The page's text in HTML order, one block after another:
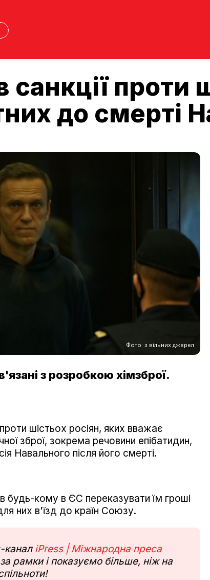
проти
до смерті
Фото: з вільних джерел
з розробкою хімзброї.
шістьох росіян, яких вважає
зброї, зокрема речовини епібатидин,
Навального після його смерті.
будь-кому в ЄС переказувати їм гроші
них в'їзд до країн Союзу.
канал iPress | Міжнародна преса
рамки і показуємо більше, ніж на